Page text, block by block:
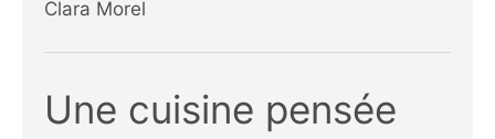
Clara Morel
Une cuisine pensée